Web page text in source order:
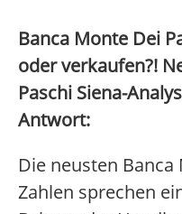
Banca Monte Dei
oder verkaufen?!
Paschi Siena-
Antwort:
Die neusten Banca
Zahlen sprechen